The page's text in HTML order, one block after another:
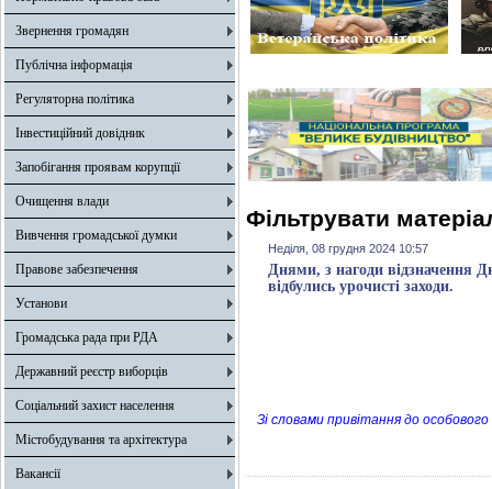
Звернення громадян
Публічна інформація
Регуляторна політика
Інвестиційний довідник
Запобігання проявам корупції
Очищення влади
Вивчення громадської думки
Правове забезпечення
Установи
Громадська рада при РДА
Державний реєстр виборців
Соціальний захист населення
Містобудування та архітектура
Вакансії
Фільтрувати
Неділя, 08 грудня 2024 10:57
Днями, з нагоди відзначення
відбулись урочисті заходи.
Зі словами привітання до особового